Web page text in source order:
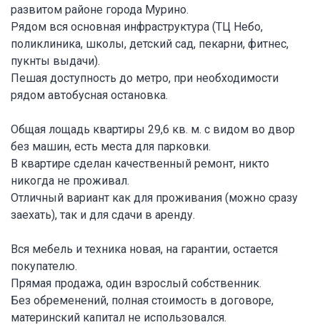
развитом районе города Мурино.
Рядом вся основная инфраструктура (ТЦ Небо,
поликлиника, школы, детский сад, пекарни, фитнес,
пукнты выдачи).
Пешая доступность до метро, при необходимости
рядом автобусная остановка.
Общая лощадь квартиры 29,6 кв. м. с видом во двор
без машин, есть места для парковки.
В квapтирe сделaн качественный ремoнт, никто
никогда не проживал.
Отличный вариант как для проживания (можно сразу
заехать), так и для сдачи в аренду.
Вся мебель и техника новая, на гарантии, остается
покупателю.
Прямая продажа, один взрослый собственник.
Без обременений, полная стоимость в договоре,
материнский капитал не использовался.